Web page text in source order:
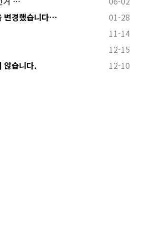
변경했습니다… 01-28
11-14
12-15
않습니다. 12-10